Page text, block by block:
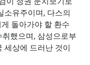
소유주이며, 다스의
돌아가야 할 환수
했으며, 삼성으로부
세상에 드러난 것이